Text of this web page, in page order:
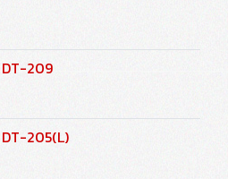
DT-209
DT-205(L)